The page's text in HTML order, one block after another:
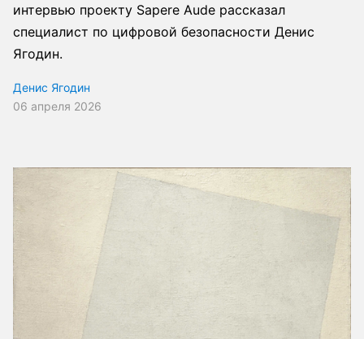
Денис Ягодин
06 апреля 2026
интервью проекту Sapere Aude рассказал
специалист по цифровой безопасности Денис
Ягодин.